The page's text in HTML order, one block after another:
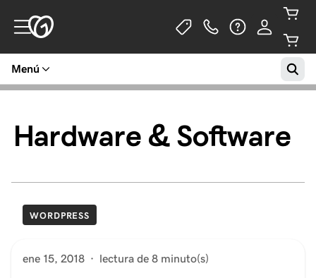
Menú
Hardware & Software
WORDPRESS
ene 15, 2018 · lectura de 8 minuto(s)